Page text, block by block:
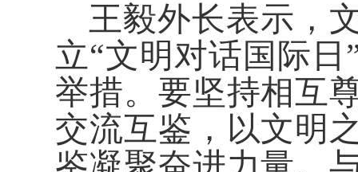
王毅外长表示，
立“文明对话国际
举措。要坚持相互
交流互鉴，以文明